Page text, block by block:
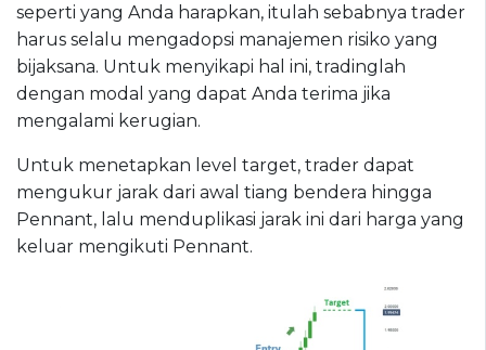
seperti yang Anda harapkan, itulah sebabnya trader
harus selalu mengadopsi manajemen risiko yang
bijaksana. Untuk menyikapi hal ini, tradinglah
dengan modal yang dapat Anda terima jika
mengalami kerugian.
Untuk menetapkan level target, trader dapat
mengukur jarak dari awal tiang bendera hingga
Pennant, lalu menduplikasi jarak ini dari harga yang
keluar mengikuti Pennant.